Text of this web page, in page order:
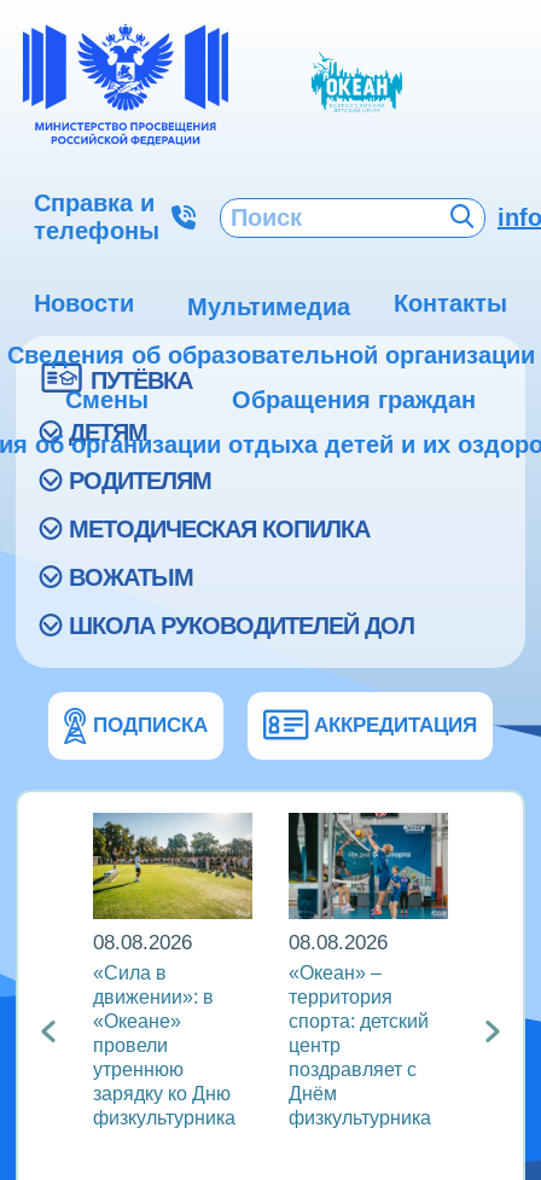
Справка и
телефоны
Новости Мультимедиа
Контакты
Сведения об образовательной организации
Смены
Обращения граждан
об организации отдыха детей и их
ПУТЁВКА
ДЕТЯМ
РОДИТЕЛЯМ
МЕТОДИЧЕСКАЯ КОПИЛКА
ВОЖАТЫМ
ШКОЛА РУКОВОДИТЕЛЕЙ ДОЛ
ПОДПИСКА АККРЕДИТАЦИЯ
с
08.08.2026
«Сила в
движении»: в
«Океане»
провели
утреннюю
зарядку ко Дню
физкультурника
08.08.2026
«Океан» –
территория
спорта: детский
центр
поздравляет с
Днём
физкультурника